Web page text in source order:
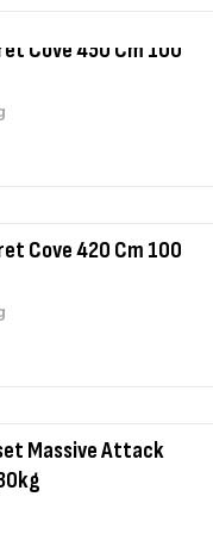
Cove 450 Cm 100
Cove 420 Cm 100
Massive Attack